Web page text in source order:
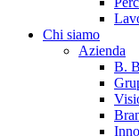
sedi, 4
Eccellenza a
Chi siamo
Azienda
B.